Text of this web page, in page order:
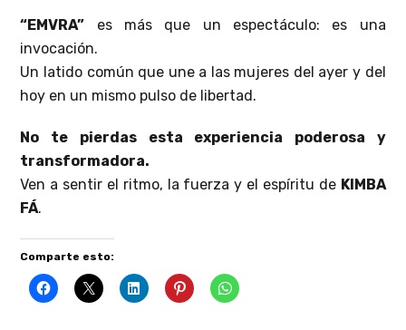
“EMVRA” es más que un espectáculo: es una
invocación.
Un latido común que une a las mujeres del ayer y del
hoy en un mismo pulso de libertad.
No te pierdas esta experiencia poderosa y
transformadora.
Ven a sentir el ritmo, la fuerza y el espíritu de KIMBA
FÁ.
Comparte esto: